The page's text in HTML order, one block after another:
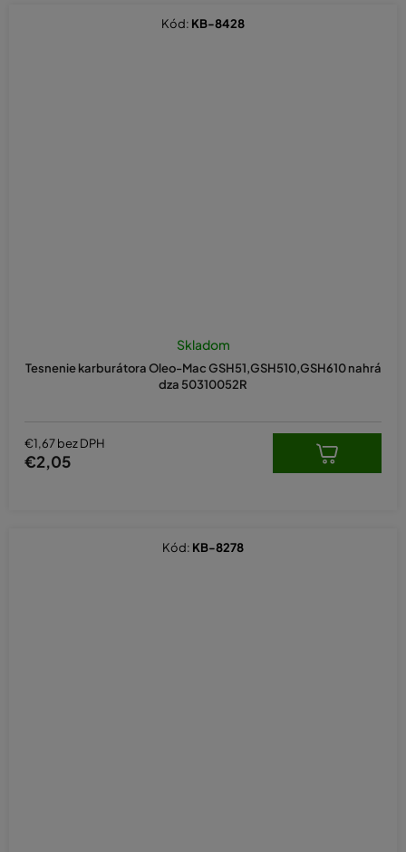
Tesnenie karburátora Oleo-Mac GSH51,GSH510,GSH610 nahrá
dza 50310052R
Skladom
€1,67 bez DPH
€2,05
Kód: KB-8428
Kód: KB-8278